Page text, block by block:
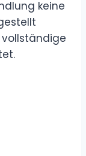
keine